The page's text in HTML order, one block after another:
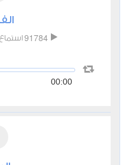
91784 استماع
00:00